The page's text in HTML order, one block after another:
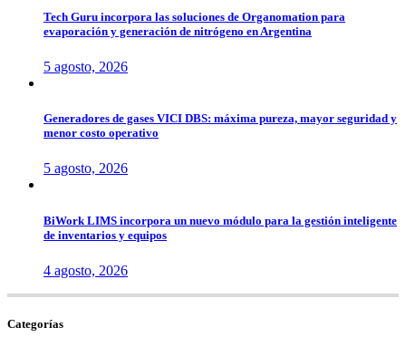
Tech Guru incorpora las soluciones de Organomation para
evaporación y generación de nitrógeno en Argentina
5 agosto, 2026
Generadores de gases VICI DBS: máxima pureza, mayor seguridad y
menor costo operativo
5 agosto, 2026
BiWork LIMS incorpora un nuevo módulo para la gestión inteligente
de inventarios y equipos
4 agosto, 2026
Categorías